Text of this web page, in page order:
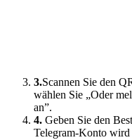
3.Scannen Sie den
wählen Sie „Oder
an”.
4. Geben Sie den
Telegram-Konto wird